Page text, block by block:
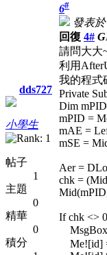
dds727
小學生
帖子
1
主題
0
精華
0
積分
6#
發表於
回復 4#
請問大大
利用
我的程式
Private
Dim
mPID =
mAE =
mSE =
Aer =
chk =
If chk <>
Me![id]